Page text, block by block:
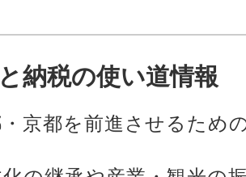
納税の使い道情報
京都を前進させるため